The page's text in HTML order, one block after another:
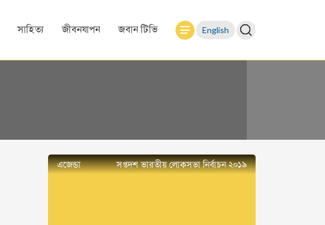
সাহিত্য জীবনযাপন জবান টিভি English
এজেন্ডা সপ্তদশ ভারতীয় লোকসভা নির্বাচন ২০১৯